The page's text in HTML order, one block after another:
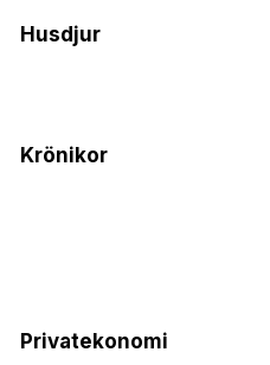
Husdjur
Krönikor
Privatekonomi